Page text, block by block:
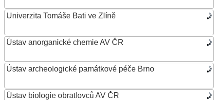
Univerzita Tomáše Bati ve Zlíně
Ústav anorganické chemie AV ČR
Ústav archeologické památkové péče Brno
Ústav biologie obratlovců AV ČR